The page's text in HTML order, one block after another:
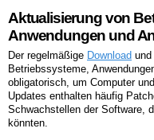
Aktualisierung von
Anwendungen und
Der regelmäßige Download
Betriebssysteme,
obligatorisch, um Computer
Updates enthalten häufig
Schwachstellen der Software,
könnten.